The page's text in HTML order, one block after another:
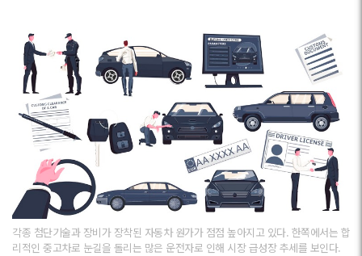
각종 첨단기술과 장비가 장착된 자동차 원가가 점점 높아지고 있다. 한쪽에서는 합
리적인 중고차로 눈길을 돌리는 많은 운전자로 인해 시장 급성장 추세를 보인다.